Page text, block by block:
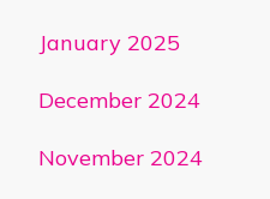
January 2025
December 2024
November 2024